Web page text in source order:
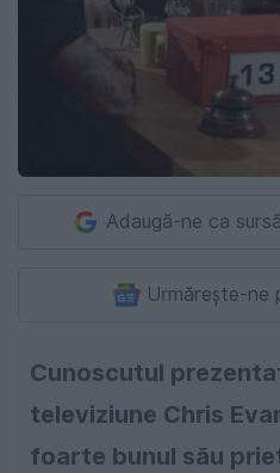
Adaugă-ne ca
Urmărește-ne
Cunoscutul
televiziune Chris
foarte bunul său